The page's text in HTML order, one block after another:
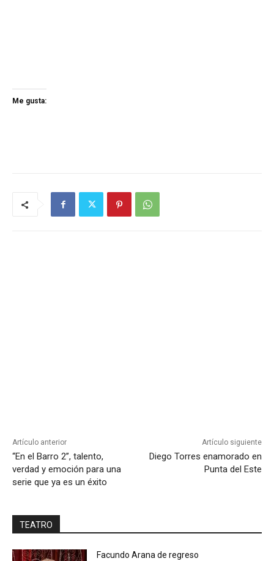
Me gusta:
Artículo anterior
“En el Barro 2”, talento,
verdad y emoción para una
serie que ya es un éxito
Artículo siguiente
Diego Torres enamorado en
Punta del Este
TEATRO
Facundo Arana de regreso